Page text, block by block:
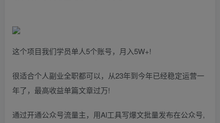
这个项目我们学员单人5个账号，月入5W+!
很适合个人副业全职都可以，从23年到今年已经稳定运营一
年了，最高收益单篇文章过万!
通过开通公众号流量主，用Al工具写爆文批量发布在公众号,